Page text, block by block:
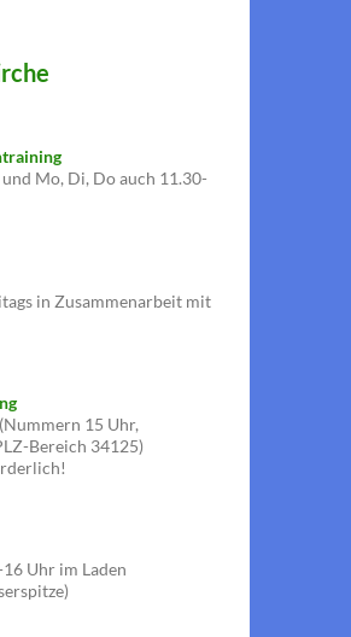
Mo, Di, Do auch 11.30-
in Zusammenarbeit mit
15 Uhr,
Bereich 34125)
Uhr im Laden